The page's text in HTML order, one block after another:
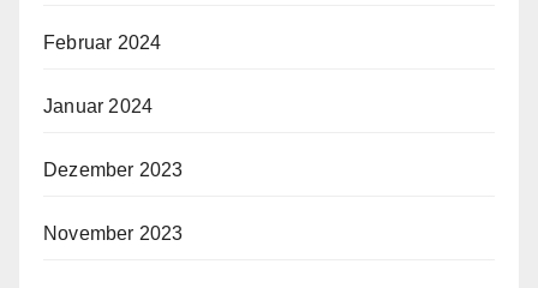
Februar 2024
Januar 2024
Dezember 2023
November 2023